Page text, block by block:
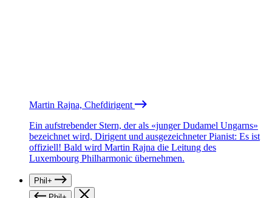
Martin Rajna, Chefdirigent
Ein aufstrebender Stern, der als «junger Dudamel Ungarns»
bezeichnet wird, Dirigent und ausgezeichneter Pianist: Es ist
offiziell! Bald wird Martin Rajna die Leitung des
Luxembourg Philharmonic übernehmen.
Phil+